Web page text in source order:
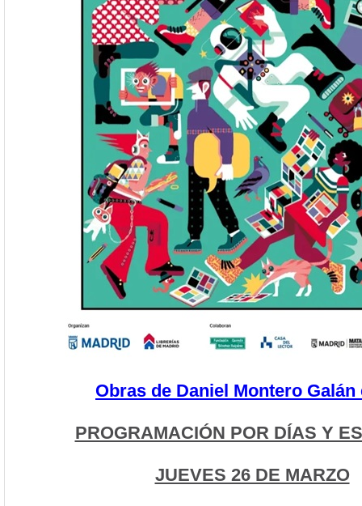
Obras de Daniel Montero Galán
PROGRAMACIÓN POR DÍAS Y
JUEVES 26 DE MARZO